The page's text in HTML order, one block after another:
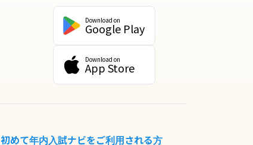
Download on
Google Play
Download on
App Store
初めて年内入試ナビをご利用される方